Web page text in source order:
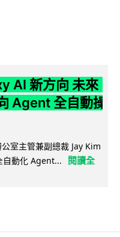
AI 新方向 未來
Agent 全自動操
室主管兼副總裁 Jay Kim
自動化 Agent...
閱讀全